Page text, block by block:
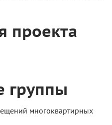
проекта
группы
многоквартирных